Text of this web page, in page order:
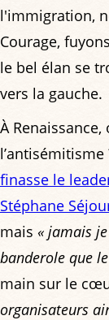
l'immigration,
Courage,
le bel élan se
vers la gauche.
À
finasse le
Stéphane
mais « jamais
banderole que
main sur le
organisateurs